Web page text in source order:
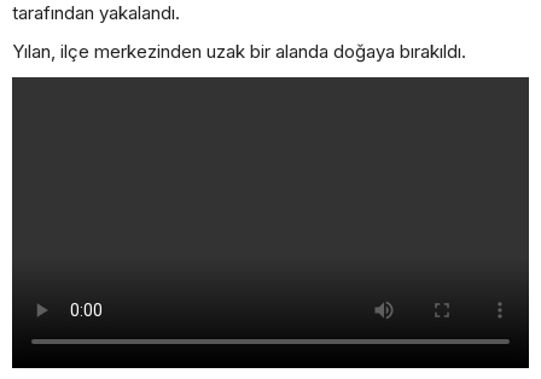
tarafından yakalandı.
Yılan, ilçe merkezinden uzak bir alanda doğaya bırakıldı.